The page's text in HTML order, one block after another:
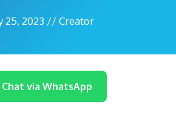
25, 2023 // Creator
Chat via WhatsApp